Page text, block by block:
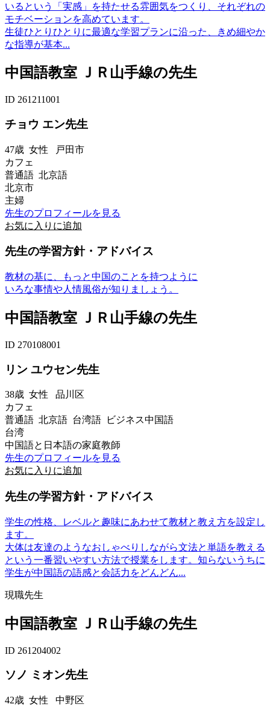
いるという「実感」を持たせる雰囲気をつくり、それぞれの
モチベーションを高めています。
生徒ひとりひとりに最適な学習プランに沿った、きめ細やか
な指導が基本...
中国語教室 ＪＲ山手線の先生
ID 261211001
チョウ エン先生
47歳 女性 戸田市
カフェ
普通語 北京語
北京市
主婦
先生のプロフィールを見る
お気に入りに追加
先生の学習方針・アドバイス
教材の基に、もっと中国のことを持つように
いろな事情や人情風俗が知りましょう。
中国語教室 ＪＲ山手線の先生
ID 270108001
リン ユウセン先生
38歳 女性 品川区
カフェ
普通語 北京語 台湾語 ビジネス中国語
台湾
中国語と日本語の家庭教師
先生のプロフィールを見る
お気に入りに追加
先生の学習方針・アドバイス
学生の性格、レベルと趣味にあわせて教材と教え方を設定し
ます。
大体は友達のようなおしゃべりしながら文法と単語を教える
という一番習いやすい方法で授業をします。知らないうちに
学生が中国語の語感と会話力をどんどん...
現職先生
中国語教室 ＪＲ山手線の先生
ID 261204002
ソノ ミオン先生
42歳 女性 中野区